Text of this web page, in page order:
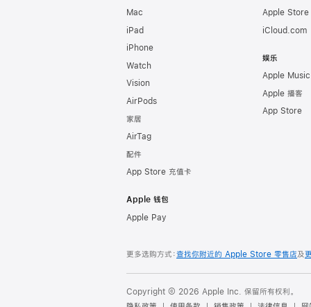
Mac
iPad
iPhone
Watch
Vision
AirPods
家居
AirTag
配件
App Store 充值卡
Apple 钱包
Apple Pay
Apple Store
iCloud.com
娱乐
Apple Music
Apple 播客
App Store
更多选购方式：查找你附近的 Apple Store 零售店及
Copyright © 2026 Apple Inc. 保留所有权利。